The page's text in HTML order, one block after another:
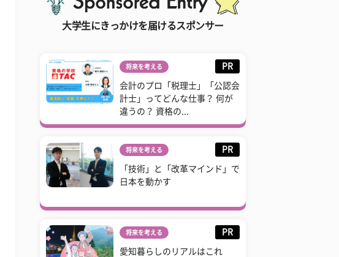
大学生にきっかけを届けるスポンサー
将来を考える PR
会計のプロ「税理士」「公認会
計士」ってどんな仕事？ 何が
違うの？ 資格の...
将来を考える PR
「技術」と「改革マインド」で
日本を動かす
将来を考える PR
愛知暮らしのリアルはこれ